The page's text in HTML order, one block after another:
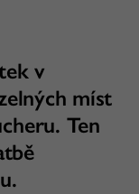
v
míst
Ten